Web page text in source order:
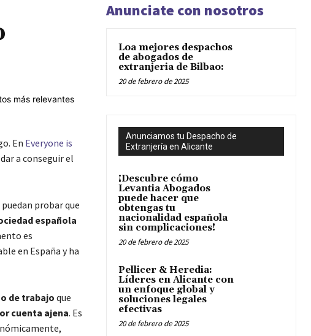
En Everyone is
a conseguir el
puedan probar que
española
es
en España y ha
de trabajoque
cuenta ajena. Es
Anunciate con nosotros
Loa mejores despachos
de abogados de
extranjeria de Bilbao:
20 de febrero de 2025
Anunciamos tu Despacho de
Extranjería en Alicante
¡Descubre cómo
Levantia Abogados
puede hacer que
obtengas tu
nacionalidad española
sin complicaciones!
20 de febrero de 2025
Pellicer & Heredia:
Líderes en Alicante con
un enfoque global y
soluciones legales
efectivas
20 de febrero de 2025